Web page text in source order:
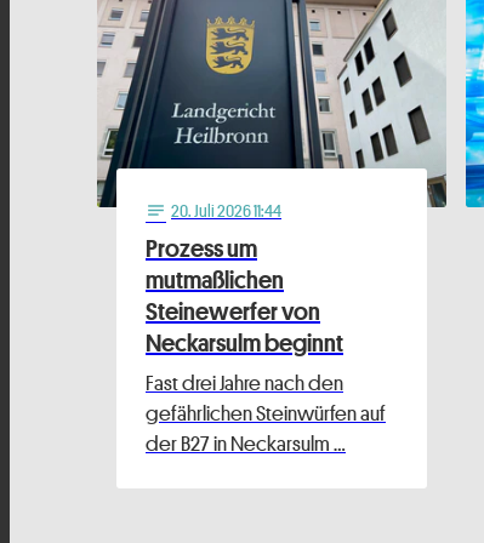
notes 20. Juli 2026 11:44
Prozess um
mutmaßlichen
Steinewerfer von
Neckarsulm beginnt
Fast drei Jahre nach den
gefährlichen Steinwürfen auf
der B27 in Neckarsulm …